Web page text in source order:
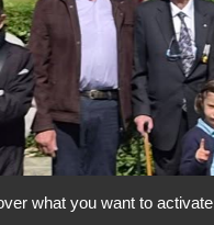
what you want to activate